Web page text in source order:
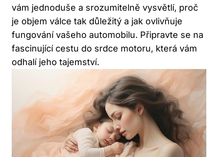
vám jednoduše a srozumitelně vysvětlí, proč
je‌ objem válce tak důležitý ⁤a jak ovlivňuje ​
fungování vašeho automobilu.​ Připravte se na
fascinující cestu do srdce motoru, která ⁣vám
odhalí jeho tajemství.